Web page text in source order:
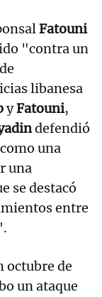
Fatouni
"contra un
libanesa
yFatouni,
defendió
una
una
se destacó
entre
octubre de
un ataque